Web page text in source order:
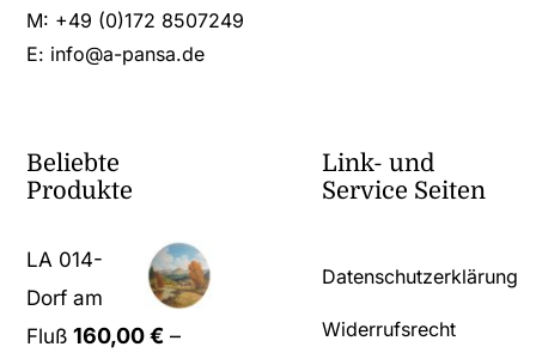
M: +49 (0)172 8507249
E: info@a-pansa.de
Beliebte
Produkte
LA 014-
Dorf am
Fluß 160,00€ –
Link- und
Service Seiten
Datenschutzerklärung
Widerrufsrecht